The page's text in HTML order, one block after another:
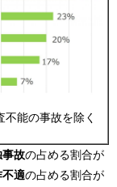
不能の事故を除く
事故の占める割合が
不適の占める割合が